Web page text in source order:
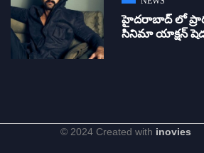
హైదరాబాద్ లో
సినిమా యాక్షన్
© 2024 Created with inovies